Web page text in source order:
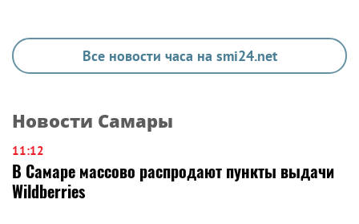
Все новости часа на smi24.net
Новости Самары
11:12
В Самаре массово распродают пункты выдачи
Wildberries